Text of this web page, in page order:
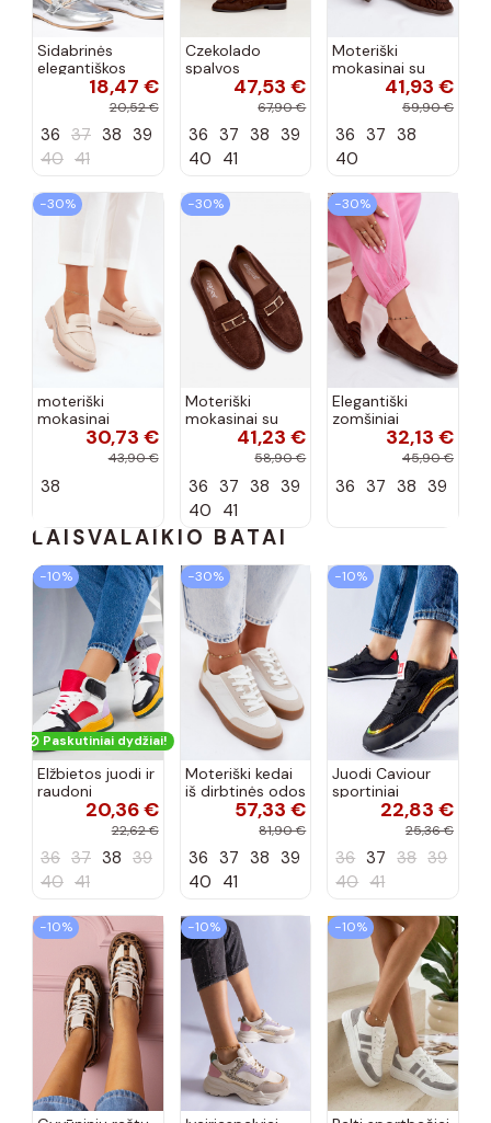
Sidabrinės
elegantiškos
mokasinos su
cirkonių Banzao
18,47 €
20,52 €
36 37 38 39
40 41
Czekolado
spalvos
moteriški
mokasinai su
auksinėmis
detalėmis Brenis
47,53 €
67,90 €
36 37 38 39
40 41
Moteriški
mokasinai su
koralinės-
spalvos, Teressa
41,93 €
59,90 €
36 37 38
40
−30%
moteriški
mokasinai
dirbtinės odos
su tviskančiomis
spalvos INilamla
30,73 €
43,90 €
38
−30%
Moteriški
mokasinai su
sagtimis41,23 €
58,90 €
36 37 38 39
40 41
−30%
Elegantiški
zomšiniai
mokasinai32,13 €
45,90 €
36 37 38 39
LAISVALAIKIO BATAI
−10%
Paskutiniai dydžiai!
Elžbietos juodi ir
raudoni
aukštakulniai
sportbačiai
20,36 €
22,62 €
36 37 38 39
40 41
−30%
Moteriški kedai
iš dirbtinės odos
Big Star
TT274310 baltos
57,33 €
81,90 €
36 37 38 39
40 41
−10%
Juodi Caviour
sportiniai
sportbačiai22,83 €
25,36 €
36 37 38 39
40 41
−10% −10% −10%